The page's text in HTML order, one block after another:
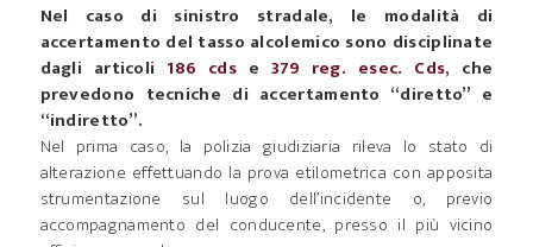
Nel caso di sinistro stradale, le modalità di
accertamento del tasso alcolemico sono disciplinate
dagli articoli 186 cds e379 reg. esec. Cds, che
prevedono tecniche di accertamento “diretto” e
“indiretto”.
Nel prima caso, la polizia giudiziaria rileva lo stato di
alterazione effettuando la prova etilometrica con apposita
strumentazione sul luogo dell’incidente o, previo
accompagnamento del conducente, presso il più vicino